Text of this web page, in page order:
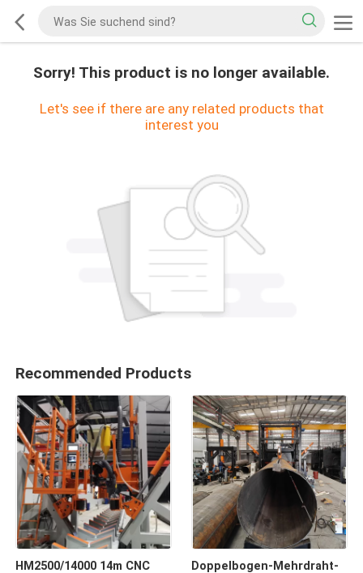
Sorry! This product is no longer available.
Let's see if there are any related products that
interest you
Recommended Products
HM2500/14000 14m CNC
Doppelbogen-Mehrdraht-